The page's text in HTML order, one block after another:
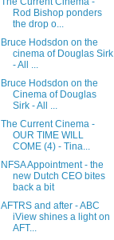
Rod Bishop ponders
the drop o...
Bruce Hodsdon on the
cinema of Douglas Sirk
- All ...
Bruce Hodsdon on the
Cinema of Douglas
Sirk - All ...
The Current Cinema -
OUR TIME WILL
COME (4) - Tina...
NFSA Appointment - the
new Dutch CEO bites
back a bit
AFTRS and after - ABC
iView shines a light on
AFT...